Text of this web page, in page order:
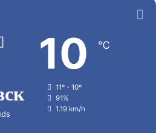
10 ℃
11º - 10º
91%
1.19 km/h